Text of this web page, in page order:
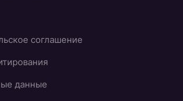
соглашение
данные